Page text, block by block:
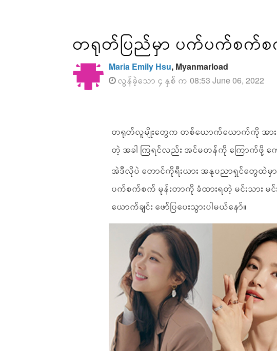
တရုတ်ပြည်မှာ ပက်ပက်စက်စက်
Maria Emily Hsu, Myanmarload
လွန်ခဲ့သော ၄ နှစ် က 08:53 June 06, 2022
တရုတ်လူမျိုးတွေက တစ်ယောက်ယောက်ကို အားပ
တဲ့ အခါ ကြရင်လည်း အင်မတန်ကို ကြောက်ဖို့ က
အဲဒီလိုပဲ တောင်ကိုရီးယား အနုပညာရှင်တွေ
ပက်စက်စက် မုန်းတာကို ခံထားရတဲ့ မင်းသား
ယောက်ချင်း ဖော်ပြပေးသွားပါမယ်နော်။